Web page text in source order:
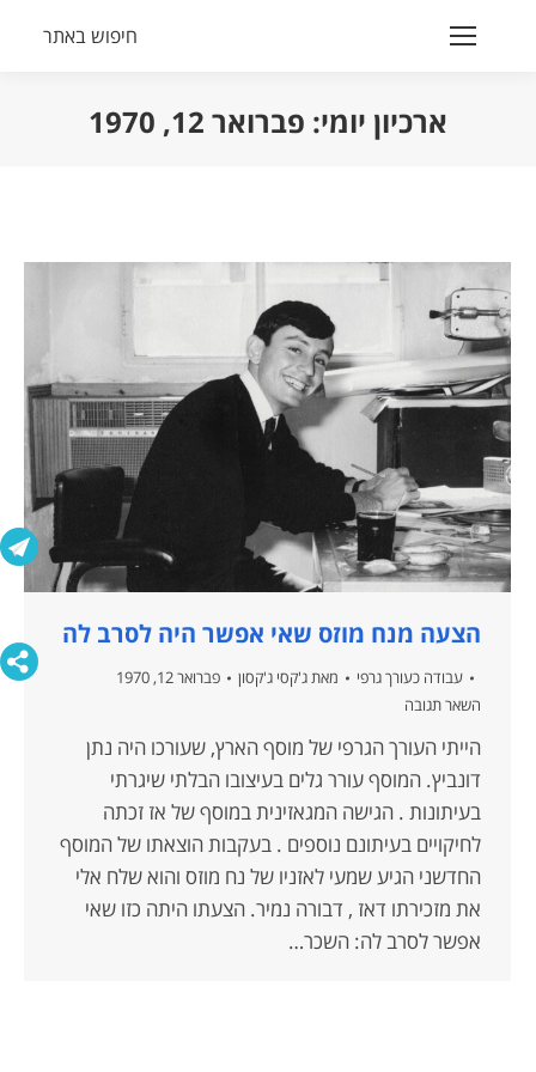
Search:
חיפוש באתר
ארכיון יומי: פברואר 12, 1970
הצעה מנח מוזס שאי אפשר היה לסרב לה
עבודה כעורך גרפי מאתג'קסי ג'קסון
פברואר 12, 1970
השאר תגובה
הייתי העורך הגרפי של מוסף הארץ, שעורכו היה נתן
דונביץ. המוסף עורר גלים בעיצובו הבלתי שיגרתי
בעיתונות . הגישה המגאזינית במוסף של אז זכתה
לחיקויים בעיתונם נוספים . בעקבות הוצאתו של המוסף
החדשני הגיע שמעי לאזניו של נח מוזס והוא שלח אלי
את מזכירתו דאז , דבורה נמיר. הצעתו היתה כזו שאי
אפשר לסרב לה: השכר…